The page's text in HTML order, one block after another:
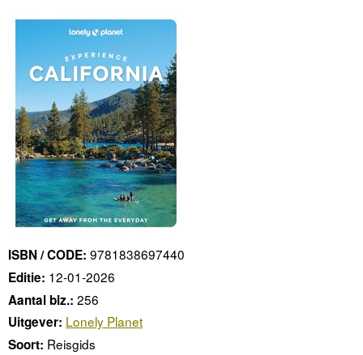
ISBN / CODE: 9781838697440
Editie: 12-01-2026
Aantal blz.: 256
Uitgever: Lonely Planet
Soort: Reisgids